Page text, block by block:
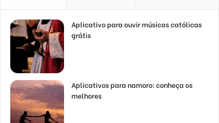
Aplicativo para ouvir músicas católicas
grátis
Aplicativos para namoro: conheça os
melhores